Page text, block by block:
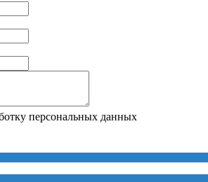
персональных данных